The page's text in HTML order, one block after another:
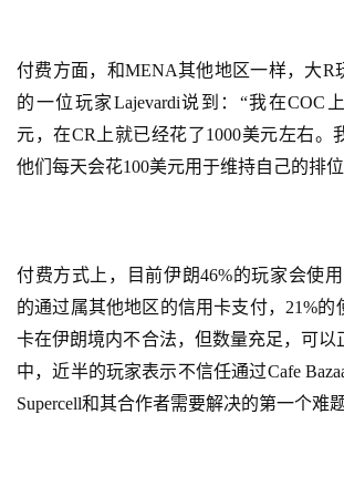
奖
7
0
日
游
茶
付费方面，和MENA其他地区一样，大R
的一位玩家Lajevardi说到：“我在COC
元，在CR上就已经花了1000美元左右。
他们每天会花100美元用于维持自己的排
付费方式上，目前伊朗46%的玩家会使用
的通过属其他地区的信用卡支付，21%的
卡在伊朗境内不合法，但数量充足，可以
中，近半的玩家表示不信任通过Cafe
Supercell和其合作者需要解决的第一个难题